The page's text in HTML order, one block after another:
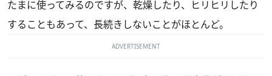
たまに使ってみるのですが、乾燥したり、ヒリヒリしたり
することもあって、長続きしないことがほとんど。
ADVERTISEMENT